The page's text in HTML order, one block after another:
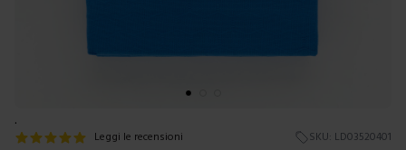
.
Leggi le recensioni SKU: LD03520401